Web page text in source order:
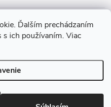
Ďalším prechádzaním
ich používaním. Viac
práva vyhradené.Upraviť
cookies